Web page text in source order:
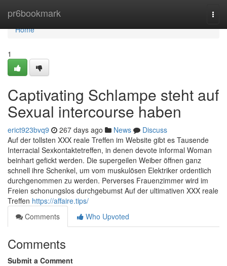
pr6bookmark
Home
Home
1
Captivating Schlampe steht auf
Sexual intercourse haben
erict923bvq9 267 days ago News
Discuss
Auf der tollsten XXX reale Treffen im Website gibt es Tausende
Interracial Sexkontaktetreffen, in denen devote informal Woman
beinhart gefickt werden. Die supergeilen Weiber öffnen ganz
schnell ihre Schenkel, um vom muskulösen Elektriker ordentlich
durchgenommen zu werden. Perverses Frauenzimmer wird im
Freien schonungslos durchgebumst Auf der ultimativen XXX reale
Treffen https://affaire.tips/
Comments
Who Upvoted
Comments
Submit a Comment